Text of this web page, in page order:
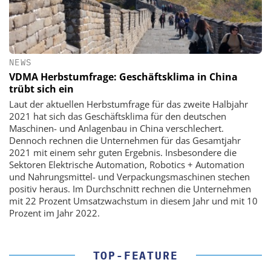
NEWS
VDMA Herbstumfrage: Geschäftsklima in China
trübt sich ein
Laut der aktuellen Herbstumfrage für das zweite Halbjahr
2021 hat sich das Geschäftsklima für den deutschen
Maschinen- und Anlagenbau in China verschlechert.
Dennoch rechnen die Unternehmen für das Gesamtjahr
2021 mit einem sehr guten Ergebnis. Insbesondere die
Sektoren Elektrische Automation, Robotics + Automation
und Nahrungsmittel- und Verpackungsmaschinen stechen
positiv heraus. Im Durchschnitt rechnen die Unternehmen
mit 22 Prozent Umsatzwachstum in diesem Jahr und mit 10
Prozent im Jahr 2022.
TOP-FEATURE